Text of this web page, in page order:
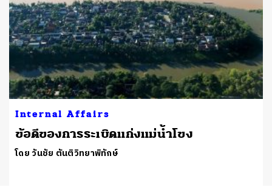
Internal Affairs
ข้อดีของการระเบิดแก่งแม่น้ำโขง
โดย วันชัย ตันติวิทยาพิทักษ์